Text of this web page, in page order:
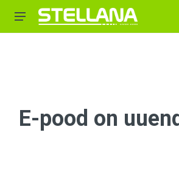
E-pood on